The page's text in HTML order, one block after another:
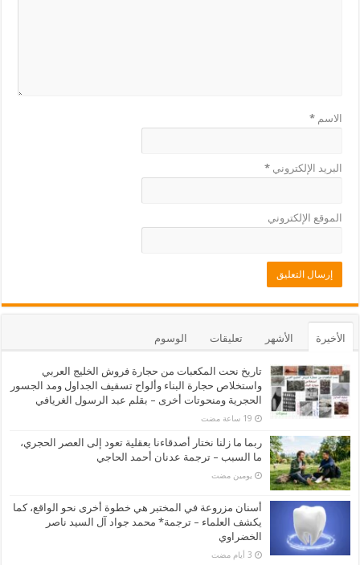
الاسم*
البريد الإلكتروني*
الموقع الإلكتروني
الأخيرة الأشهر تعليقات الوسوم
تاريخ نحت المكعبات من حجارة فروش الخليج العربي
واستخلاص حجارة البناء وألواح تسقيف الجداول ومد الجسور
الحجرية ومنحوتات أخرى – بقلم عبد الرسول الغريافي
ربما ما زلنا نختار أصدقاءنا بعقلية تعود إلى العصر الحجري،
ما السبب – ترجمة عدنان أحمد الحاجي
‏يومين مضت
أسنان مزروعة في المختبر هي خطوة أخرى نحو الواقع، كما
يكشف العلماء – ترجمة* محمد جواد آل السيد ناصر
الخضراوي